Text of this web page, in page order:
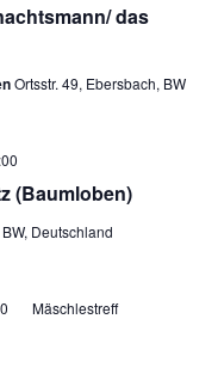
das
Ortsstr. 49, Ebersbach, BW
(Baumloben)
Deutschland
Mäschlestreff